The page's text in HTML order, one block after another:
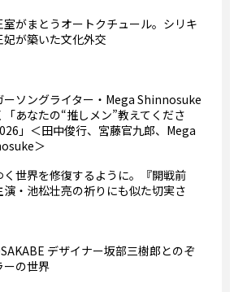
室がまとうオートクチュール。シリキ
妃が築いた文化外交
ーソングライター・Mega Shinnosuke
「あなたの“推しメン”教えてくださ
」＜田中俊行、宮藤官九郎、Mega
＞
く世界を修復するように。『開戦前
演・池松壮亮の祈りにも似た切実さ
デザイナー坂部三樹郎とのぞ
ーの世界